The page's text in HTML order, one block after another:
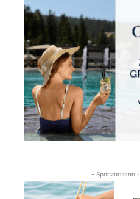
- Sponzorisano -